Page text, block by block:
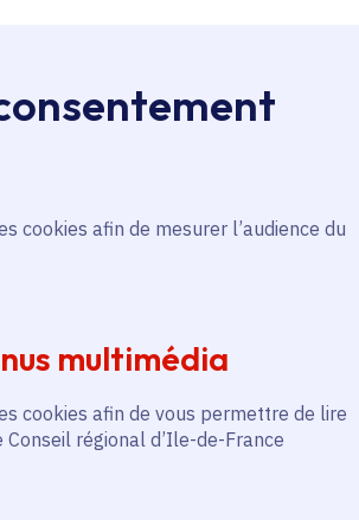
cookies afin de mesurer l’audience du
multimédia
cookies afin de vous permettre de lire
régional d’Ile-de-France
des
Rénover
leurs
Voté en 2020